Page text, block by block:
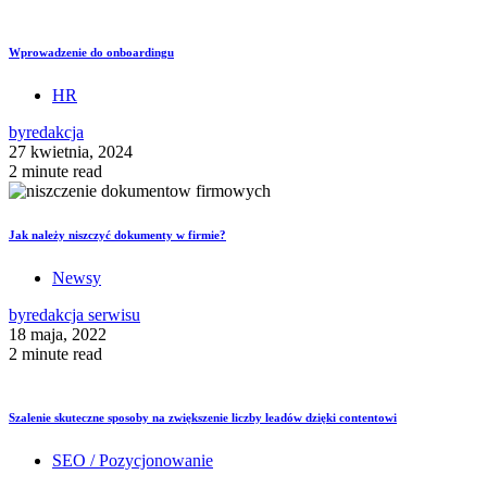
Wprowadzenie do onboardingu
HR
byredakcja
27 kwietnia, 2024
2 minute read
Jak należy niszczyć dokumenty w firmie?
Newsy
byredakcja serwisu
18 maja, 2022
2 minute read
Szalenie skuteczne sposoby na zwiększenie liczby leadów dzięki contentowi
SEO / Pozycjonowanie